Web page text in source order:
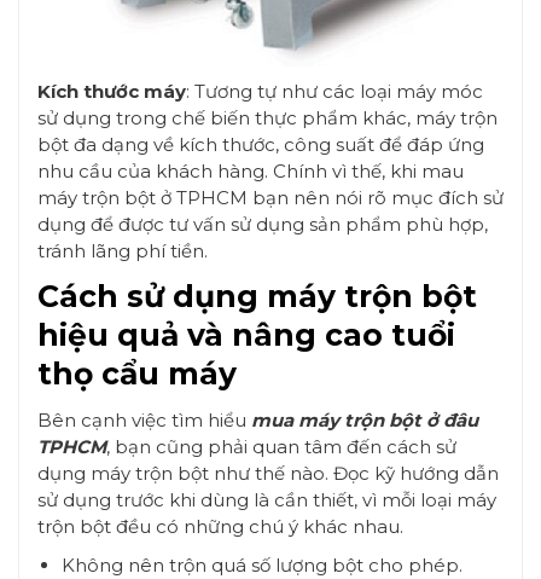
Kích thước máy: Tương tự như các loại máy móc
sử dụng trong chế biến thực phẩm khác, máy trộn
bột đa dạng về kích thước, công suất để đáp ứng
nhu cầu của khách hàng. Chính vì thế, khi mau
máy trộn bột ở TPHCM bạn nên nói rõ mục đích sử
dụng để được tư vấn sử dụng sản phẩm phù hợp,
tránh lãng phí tiền.
Cách sử dụng máy trộn bột
hiệu quả và nâng cao tuổi
thọ cẩu máy
Bên cạnh việc tìm hiểu mua máy trộn bột ở đâu
TPHCM, bạn cũng phải quan tâm đến cách sử
dụng máy trộn bột như thế nào. Đọc kỹ hướng dẫn
sử dụng trước khi dùng là cần thiết, vì mỗi loại máy
trộn bột đều có những chú ý khác nhau.
Không nên trộn quá số lượng bột cho phép.